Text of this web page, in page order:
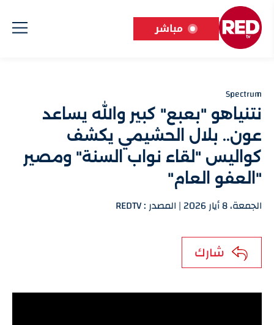
مباشر
Spectrum
نتنياهو "بعبع" كبير والله يساعد
عون.. بلال الحشيمي يكشف
كواليس "لقاء نواب السنة" ومصير
"العفو العام"
الجمعة، 8 أيار 2026 | المصدر : REDTV
شارك